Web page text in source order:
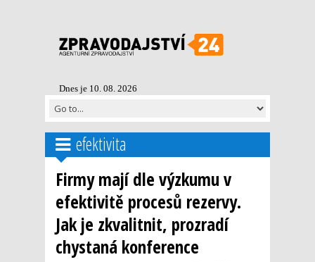
Dnes je 10. 08. 2026
efektivita
Firmy mají dle výzkumu v
efektivitě procesů rezervy.
Jak je zkvalitnit, prozradí
chystaná konference